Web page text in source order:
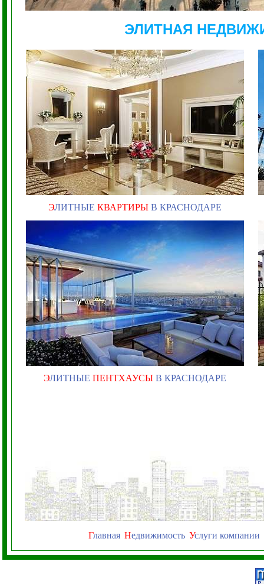
ЭЛИТНАЯ
ЭЛИТНЫЕ КВАРТИРЫ В КРАСНОДАРЕ
ЭЛИТНЫЕ ПЕНТХАУСЫ В КРАСНОДАРЕ
Главная Недвижимость Услуги компании